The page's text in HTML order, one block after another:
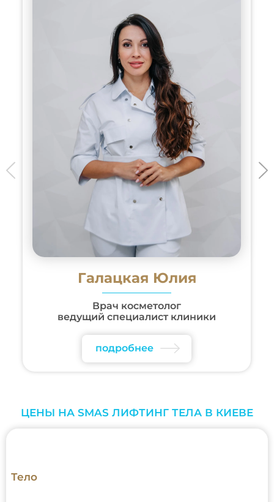
Галацкая Юлия
Врач косметолог
ведущий специалист клиники
подробнее
ЦЕНЫ НА SMAS ЛИФТИНГ ТЕЛА В КИЕВЕ
Тело